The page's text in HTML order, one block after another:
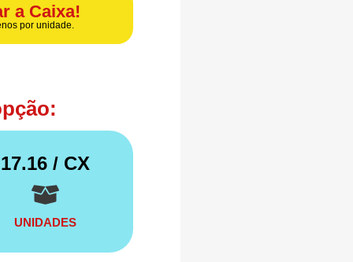
a Caixa!
por unidade.
17.16 / CX
UNIDADES